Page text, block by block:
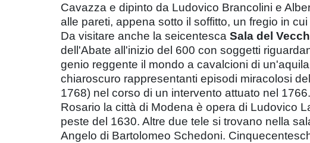
Cavazza e dipinto da Ludovico Brancolini e
alle pareti, appena sotto il soffitto, un fregio in
Da visitare anche la seicentesca Sala del
dell'Abate all'inizio del 600 con soggetti
genio reggente il mondo a cavalcioni di
chiaroscuro rappresentanti episodi miracolosi
1768) nel corso di un intervento attuato nel
Rosario la città di Modena è opera di Ludovico
peste del 1630. Altre due tele si trovano nella
Angelo di Bartolomeo Schedoni.